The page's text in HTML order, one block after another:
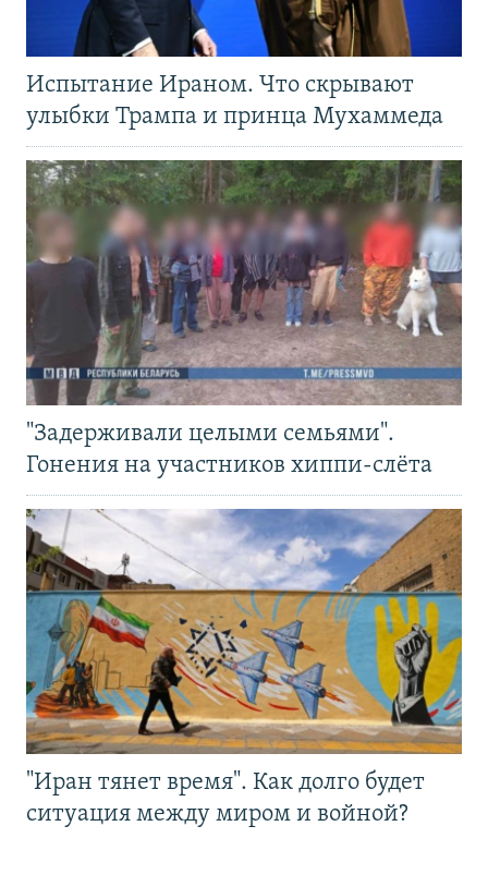
Испытание Ираном. Что скрывают
улыбки Трампа и принца Мухаммеда
"Задерживали целыми семьями".
Гонения на участников хиппи-слёта
"Иран тянет время". Как долго будет
ситуация между миром и войной?